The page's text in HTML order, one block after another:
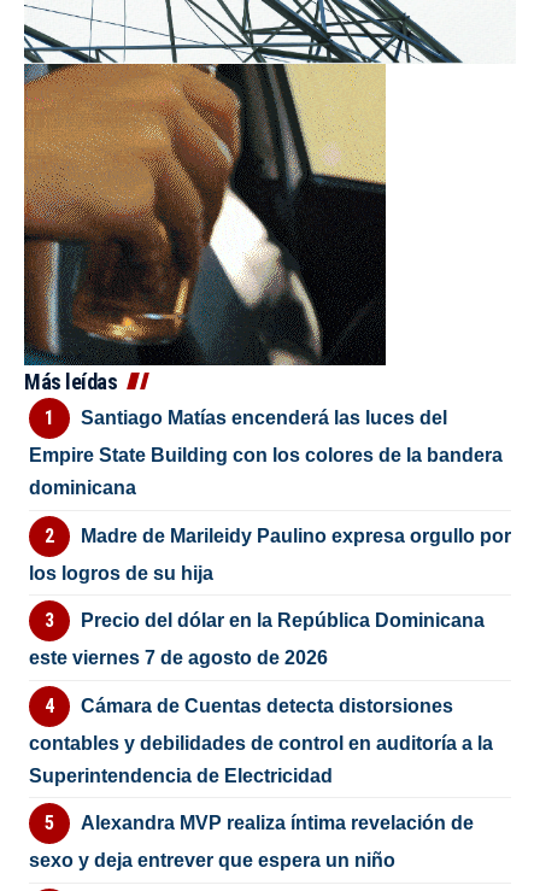
Más leídas
Santiago Matías encenderá las luces del
Empire State Building con los colores de la bandera
dominicana
Madre de Marileidy Paulino expresa orgullo por
los logros de su hija
Precio del dólar en la República Dominicana
este viernes 7 de agosto de 2026
Cámara de Cuentas detecta distorsiones
contables y debilidades de control en auditoría a la
Superintendencia de Electricidad
Alexandra MVP realiza íntima revelación de
sexo y deja entrever que espera un niño